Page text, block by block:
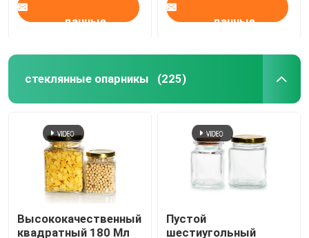
данные данные
стеклянные опарникы (225)
Высококачественный
квадратный 180 Мл
Пустой
шестиугольный